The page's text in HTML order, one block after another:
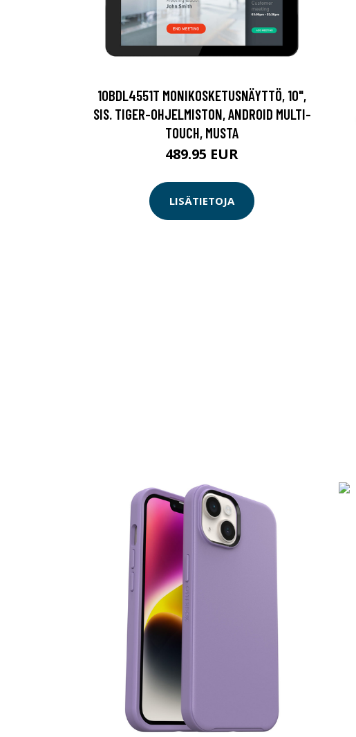
10BDL4551T MONIKOSKETUSNÄYTTÖ, 10",
SIS. TIGER-OHJELMISTON, ANDROID MULTI-
TOUCH, MUSTA
489.95 EUR
LISÄTIETOJA